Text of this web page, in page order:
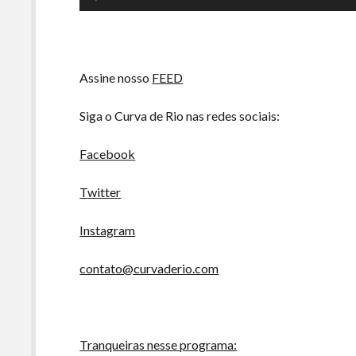
Assine nosso FEED
Siga o Curva de Rio nas redes sociais:
Facebook
Twitter
Instagram
contato@curvaderio.com
Tranqueiras nesse programa: